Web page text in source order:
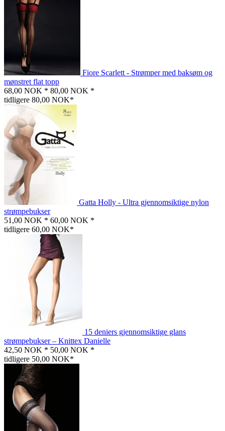
Fiore Scarlett - Strømper med baksøm og
mønstret flat topp
68,00 NOK * 80,00 NOK *
tidligere 80,00 NOK*
Gatta Holly - Ultra gjennomsiktige nylon
strømpebukser
51,00 NOK * 60,00 NOK *
tidligere 60,00 NOK*
15 deniers gjennomsiktige glans
strømpebukser – Knittex Danielle
42,50 NOK * 50,00 NOK *
tidligere 50,00 NOK*